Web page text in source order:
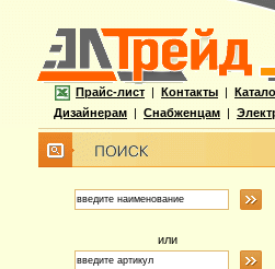
Прайс-лист | Контакты |
Дизайнерам | Снабженцам |
или